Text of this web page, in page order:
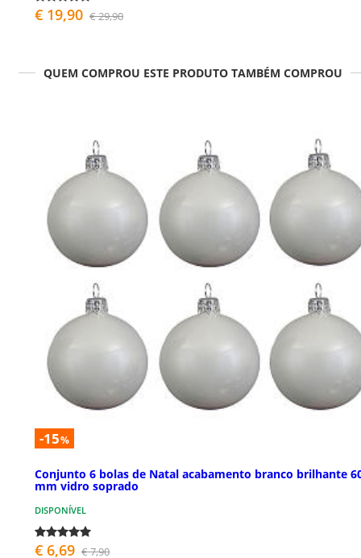
€ 19,90 € 29,90
QUEM COMPROU ESTE PRODUTO TAMBÉM COMPROU
-15%
Conjunto 6 bolas de Natal acabamento branco brilhante
mm vidro soprado
DISPONÍVEL
€ 6,69 € 7,90